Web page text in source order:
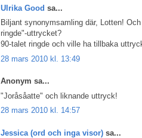
Ulrika Good sa...
Biljant synonymsamling där, Lotten!
ringde"-uttrycket?
90-talet ringde och ville ha tillbaka
28 mars 2010 kl. 13:49
Anonym sa...
"Joråsåatte" och liknande uttryck!
28 mars 2010 kl. 14:57
Jessica (ord och inga visor) sa...